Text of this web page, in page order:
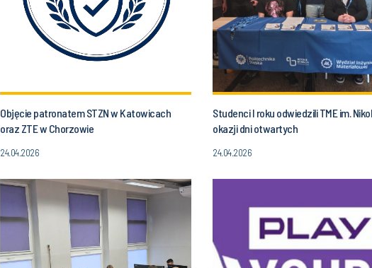
Objęcie patronatem STZN w Katowicach
oraz ZTE w Chorzowie
24.04.2026
Studenci I roku odwiedzili TME im.
okazji dni otwartych
24.04.2026